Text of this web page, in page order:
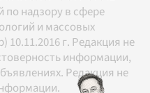
надзору в сфере
и массовых
г. Редакция не
информации,
Редакция не